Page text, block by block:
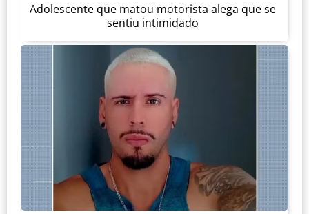
Adolescente que matou motorista alega que se
sentiu intimidado